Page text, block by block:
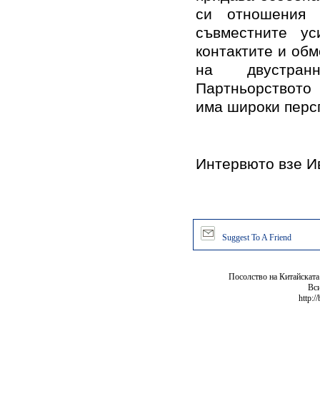
си отношения
съвместните
контактите и
на
има широки
Интервюто взе
Suggest To A Friend
Посолство на
http://